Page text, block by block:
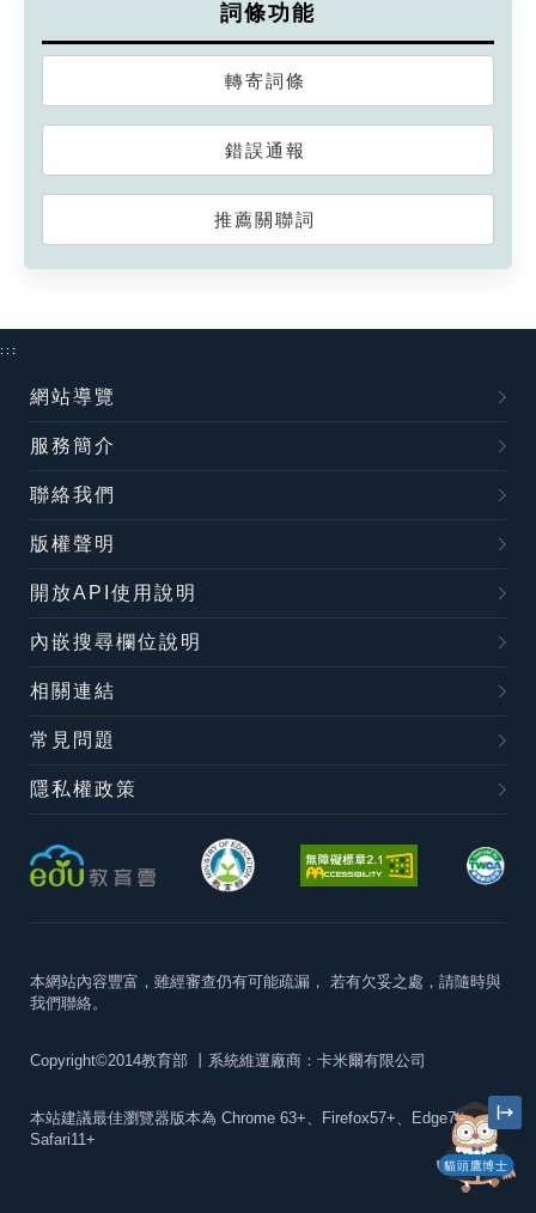
詞條功能
轉寄詞條
錯誤通報
推薦關聯詞
貓頭鷹博士
:::
網站導覽
服務簡介
聯絡我們
版權聲明
開放API使用說明
內嵌搜尋欄位說明
相關連結
常見問題
隱私權政策
本網站內容豐富，雖經審查仍有可能疏漏， 若有欠妥之處，請隨時與
我們聯絡。
Copyright©2014教育部 丨系統維運廠商：卡米爾有限公司
本站建議最佳瀏覽器版本為 Chrome 63+、Firefox57+、Edge79+及
Safari11+